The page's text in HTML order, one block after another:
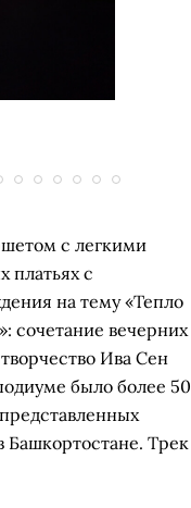
с легкими
платьях с
на тему «Тепло
сочетание вечерних
Ива Сен
было более 50
Башкортостане. Трек